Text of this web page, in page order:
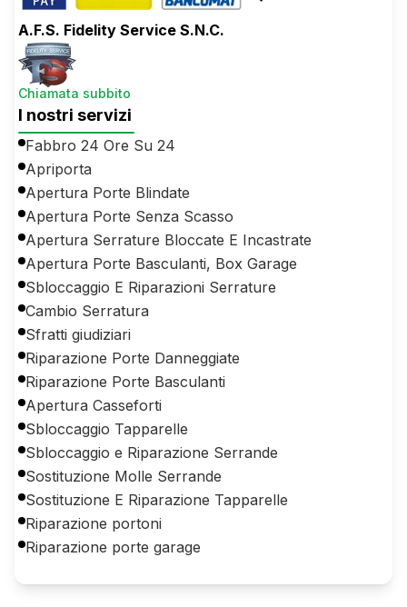
A.F.S. Fidelity Service S.N.C.
Chiamata subbito
I nostri servizi
Fabbro 24 Ore Su 24
Apriporta
Apertura Porte Blindate
Apertura Porte Senza Scasso
Apertura Serrature Bloccate E Incastrate
Apertura Porte Basculanti, Box Garage
Sbloccaggio E Riparazioni Serrature
Cambio Serratura
Sfratti giudiziari
Riparazione Porte Danneggiate
Riparazione Porte Basculanti
Apertura Casseforti
Sbloccaggio Tapparelle
Sbloccaggio e Riparazione Serrande
Sostituzione Molle Serrande
Sostituzione E Riparazione Tapparelle
Riparazione portoni
Riparazione porte garage